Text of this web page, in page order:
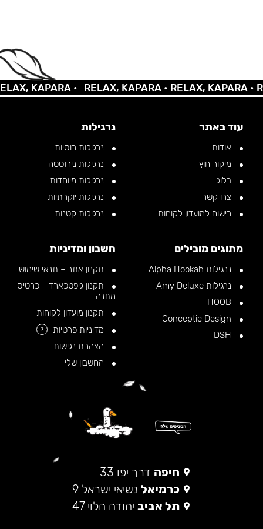
KAPARA • RELAX, KAPARA •RELAX, KAPARA •
עוד באתר
אודות
מיקור חוץ
בלוג
צרו קשר
רישום למועדון לקוחות
נרגילות
נרגילות רוסיות
נרגילות נירוסטה
נרגילות מיוחדות
נרגילות יוקרתיות
נרגילות קטנות
מתוגים מובילים
נרגילות Alpha Hookah
נרגילות Amy Deluxe
חשבון ומדיניות
תקנון אתר – תנאי שימוש
תקנון גיפטכארד – כרטיס
מתנה
תקנון מועדון לקוחות
מדיניות פרטיות
?
הצהרת נגישות
החשבון שלי
חיפה דרך יפו 33
כרמיאל נשיאי ישראל 9
תל אביב יהודה הלוי 47